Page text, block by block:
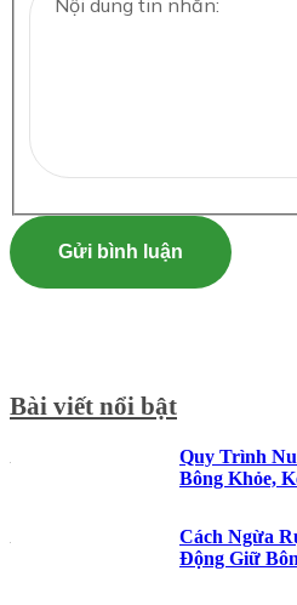
Gửi bình luận
Bài viết nổi bật
Quy Trình
Bông Khỏe,
Cách Ngừa
Động Giữ